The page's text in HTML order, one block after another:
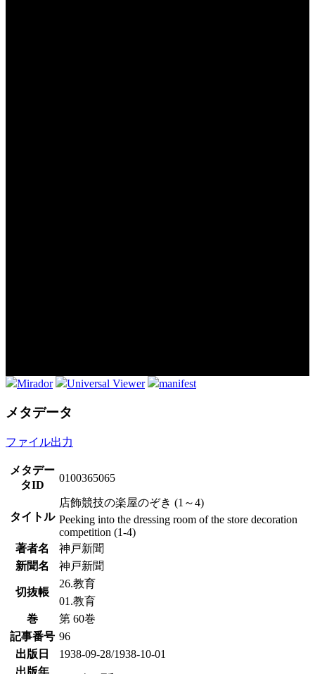
Mirador Universal Viewer manifest
メタデータ
ファイル出力
メタデー
タID
0100365065
タイトル
店飾競技の楽屋のぞき (1～4)
Peeking into the dressing room of the store decoration
competition (1-4)
著者名
神戸新聞
新聞名
神戸新聞
切抜帳
26.教育
01.教育
巻
第 60巻
記事番号 96
出版日
1938-09-28/1938-10-01
出版年